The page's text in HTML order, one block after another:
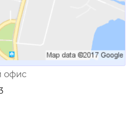
офис